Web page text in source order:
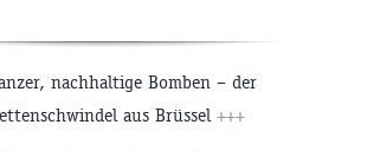
nachhaltige Bomben – der
aus Brüssel +++